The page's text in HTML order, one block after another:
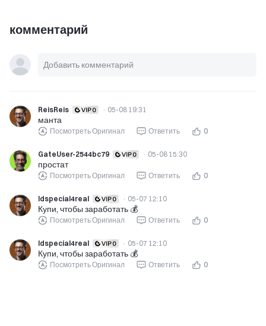
комментарий
ReisReis · 05-08 19:31
манта
Посмотреть Оригинал Ответить 0
GateUser-2544bc79 · 05-08 15:30
простат
Посмотреть Оригинал Ответить 0
Idspecial4real · 05-07 12:10
Купи, чтобы заработать 💰️
Посмотреть Оригинал Ответить 0
Idspecial4real · 05-07 12:10
Купи, чтобы заработать 💰️
Посмотреть Оригинал Ответить 0